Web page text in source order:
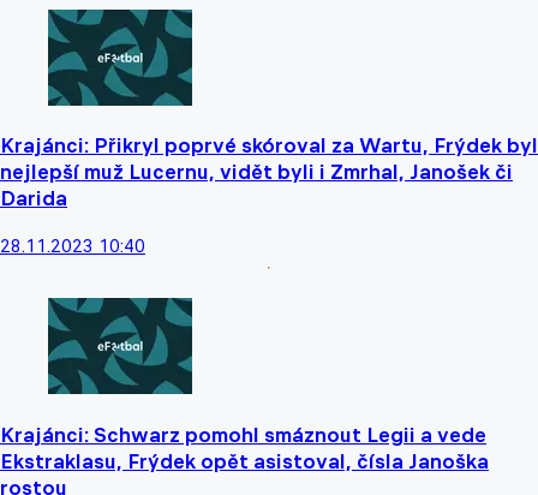
Krajánci: Přikryl poprvé skóroval za Wartu, Frýdek byl
nejlepší muž Lucernu, vidět byli i Zmrhal, Janošek či
Darida
28.11.2023 10:40
Krajánci: Schwarz pomohl smáznout Legii a vede
Ekstraklasu, Frýdek opět asistoval, čísla Janoška
rostou